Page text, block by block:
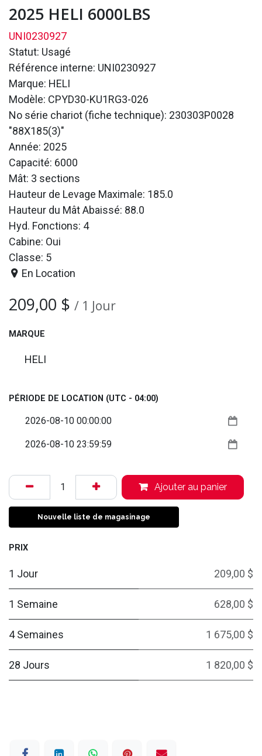
2025 HELI 6000LBS
UNI0230927
Statut: Usagé
Référence interne: UNI0230927
Marque: HELI
Modèle: CPYD30-KU1RG3-026
No série chariot (fiche technique): 230303P0028
"88X185(3)"
Année: 2025
Capacité: 6000
Mât: 3 sections
Hauteur de Levage Maximale: 185.0
Hauteur du Mât Abaissé: 88.0
Hyd. Fonctions: 4
Cabine: Oui
Classe: 5
En Location
209,00 $ / 1 Jour
MARQUE
HELI
PÉRIODE DE LOCATION (UTC - 04:00)
Ajouter au panier
Nouvelle liste de magasinage
PRIX
1 Jour 209,00 $
1 Semaine 628,00 $
4 Semaines 1 675,00 $
28 Jours 1 820,00 $